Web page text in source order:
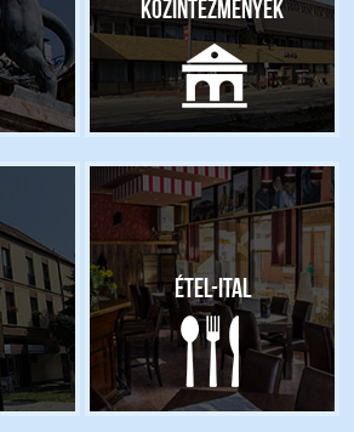
Közintézmények
Étel-ital